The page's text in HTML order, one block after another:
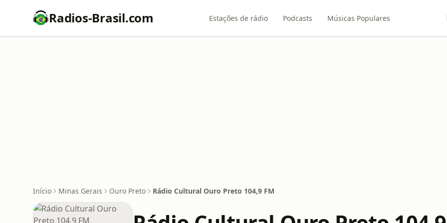
Radios-Brasil.com Estações de rádio Podcasts Músicas Populares
Início Minas Gerais Ouro Preto Rádio Cultural Ouro Preto 104,9 FM